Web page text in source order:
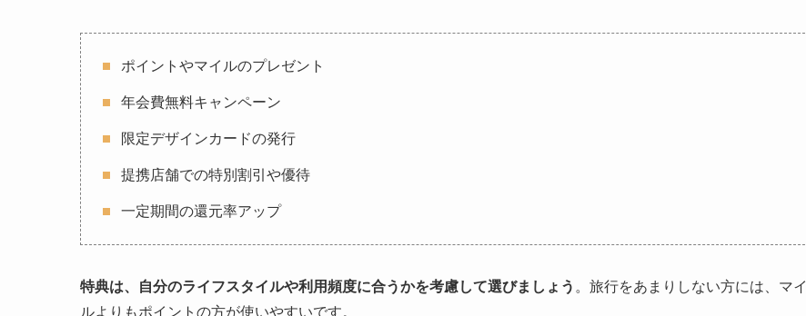
ポイントやマイルのプレゼント
年会費無料キャンペーン
限定デザインカードの発行
提携店舗での特別割引や優待
一定期間の還元率アップ
特典は、自分のライフスタイルや利用頻度に合うかを考慮して選びましょう 。旅行をあまりしない方には、マイ
ルよりもポイントの方が使いやすいです。